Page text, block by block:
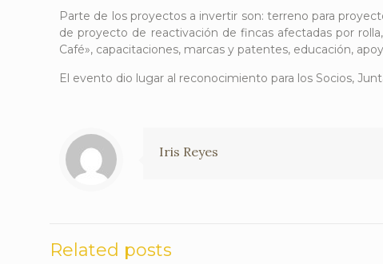
Parte de los proyectos a invertir son: terreno para
de proyecto de reactivación de fincas afectadas por
Café», capacitaciones, marcas y patentes, educación,
El evento dio lugar al reconocimiento para los Socios,
Iris Reyes
Related posts